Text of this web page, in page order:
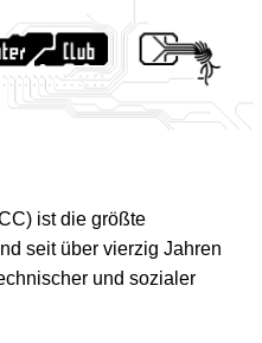
ist die größte
seit über vierzig Jahren
und sozialer